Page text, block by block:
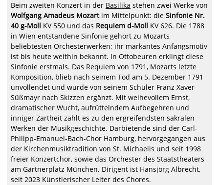
Beim zweiten Konzert in der Basilika stehen zwei Werke von
Wolfgang Amadeus Mozartim Mittelpunkt: die Sinfonie Nr.
40 g-Moll KV 550 und das Requiem d-Moll KV 626. Die 1788
in Wien entstandene Sinfonie gehört zu Mozarts
beliebtesten Orchesterwerken; ihr markantes Anfangsmotiv
ist bis heute weithin bekannt. In Ottobeuren erklingt diese
Sinfonie erstmals. Das Requiem von 1791, Mozarts letzte
Komposition, blieb nach seinem Tod am 5. Dezember 1791
unvollendet und wurde von seinem Schüler Franz Xaver
Süßmayr nach Skizzen ergänzt. Mit weihevollem Ernst,
dramatischer Wucht, aufrüttelndem Aufbegehren und
inniger Zartheit zählt es zu den ergreifendsten sakralen
Werken der Musikgeschichte. Darbietende sind der Carl-
Philipp-Emanuel-Bach-Chor Hamburg, hervorgegangen aus
der Kirchenmusiktradition von St. Michaelis und seit 1998
freier Konzertchor, sowie das Orchester des Staatstheaters
am Gärtnerplatz München. Dirigent ist Hansjörg Albrecht,
seit 2023 Künstlerischer Leiter des Chores.